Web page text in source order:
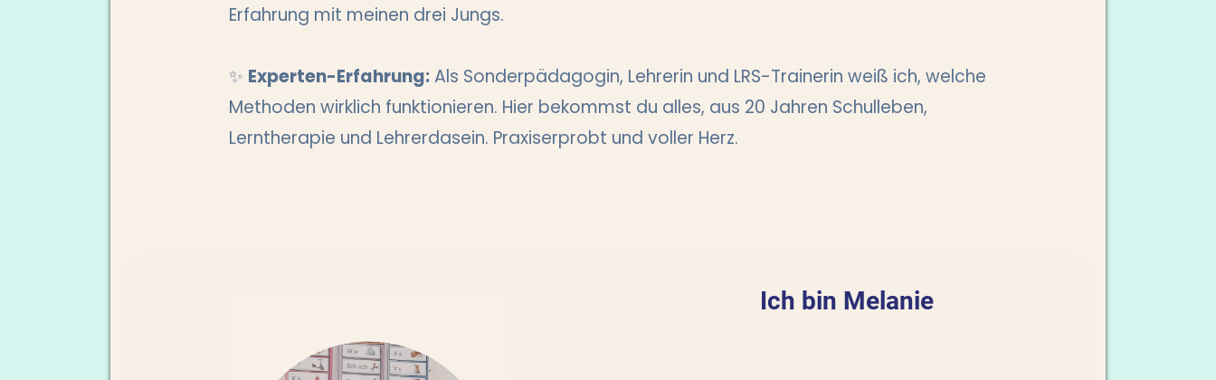
Erfahrung mit meinen drei Jungs.
✨ Experten-Erfahrung:Als Sonderpädagogin, Lehrerin und LRS-Trainerin weiß ich, welche
Methoden wirklich funktionieren. Hier bekommst du alles, aus 20 Jahren Schulleben,
Lerntherapie und Lehrerdasein. Praxiserprobt und voller Herz.
Ich bin Melanie